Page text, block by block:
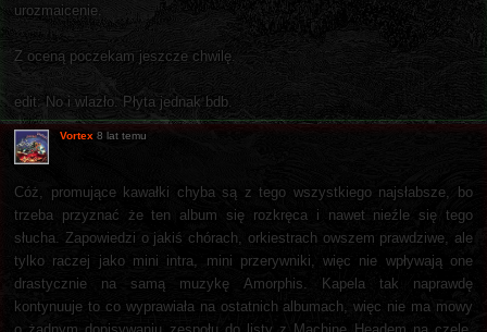
urozmaicenie.
Z oceną poczekam jeszcze chwilę.
edit: No i wlazło. Płyta jednak bdb.
Vortex 8 lat temu
Cóż, promujące kawałki chyba są z tego wszystkiego najsłabsze, bo
trzeba przyznać że ten album się rozkręca i nawet nieźle się tego
słucha. Zapowiedzi o jakiś chórach, orkiestrach owszem prawdziwe, ale
tylko raczej jako mini intra, mini przerywniki, więc nie wpływają one
drastycznie na samą muzykę Amorphis. Kapela tak naprawdę
kontynuuje to co wyprawiała na ostatnich albumach, więc nie ma mowy